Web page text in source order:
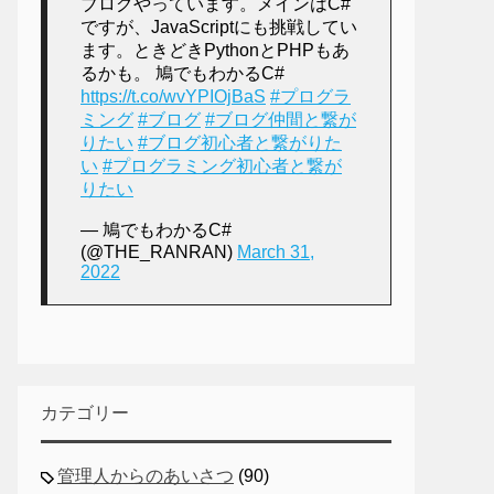
ブログやっています。メインはC#
ですが、JavaScriptにも挑戦してい
ます。ときどきPythonとPHPもあ
るかも。 鳩でもわかるC#
https://t.co/wvYPIOjBaS #プログラ
ミング #ブログ #ブログ仲間と繋が
りたい #ブログ初心者と繋がりた
い #プログラミング初心者と繋が
りたい
— 鳩でもわかるC#
(@THE_RANRAN) March 31,
2022
カテゴリー
管理人からのあいさつ (90)